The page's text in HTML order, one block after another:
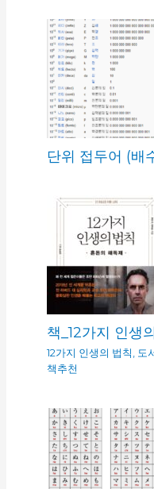
단위 접두어 (배
책_12가지 인생
12가지 인생의 법칙 도
책추천